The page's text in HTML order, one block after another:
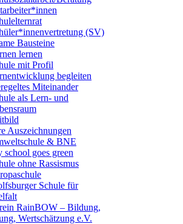
(SV)
Bausteine
lernen
mit Profil
begleiten
Miteinander
als Lern- und
Auszeichnungen
& BNE
school goes green
ohne Rassismus
Schule für
RainBOW – Bildung,
Wertschätzung e.V.